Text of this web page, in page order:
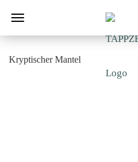
Kryptischer Mantel